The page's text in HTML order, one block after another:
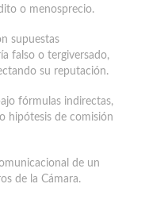
o menosprecio.
supuestas
falso o tergiversado,
su reputación.
fórmulas indirectas,
hipótesis de comisión
de un
de la Cámara.